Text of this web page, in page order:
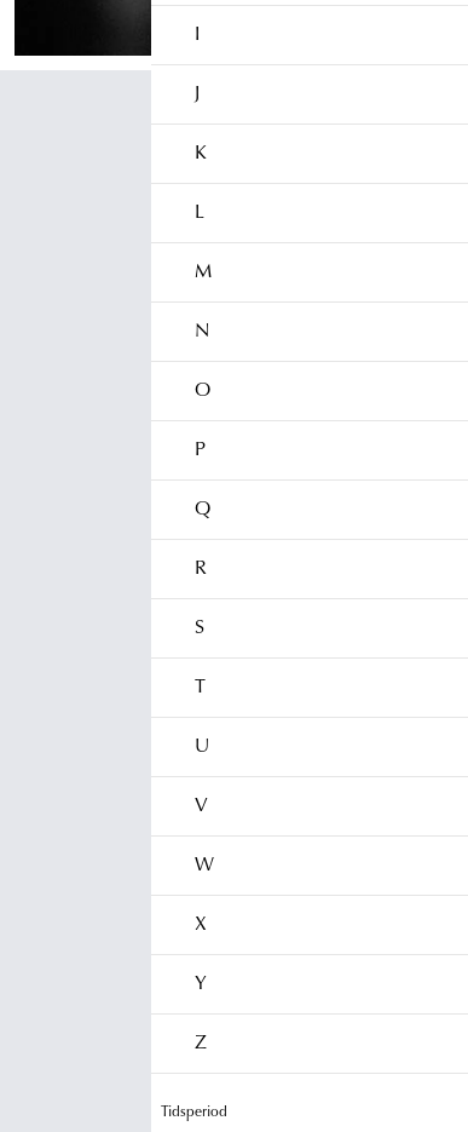
I
J
K
L
M
N
O
P
Q
R
S
T
U
V
W
X
Y
Z
Tidsperiod